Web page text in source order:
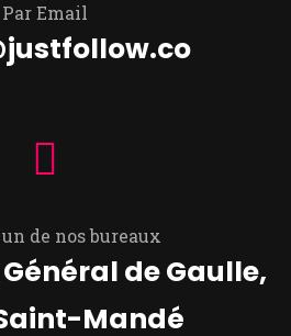
Par Email
de nos bureaux
de Gaulle,
Mandé